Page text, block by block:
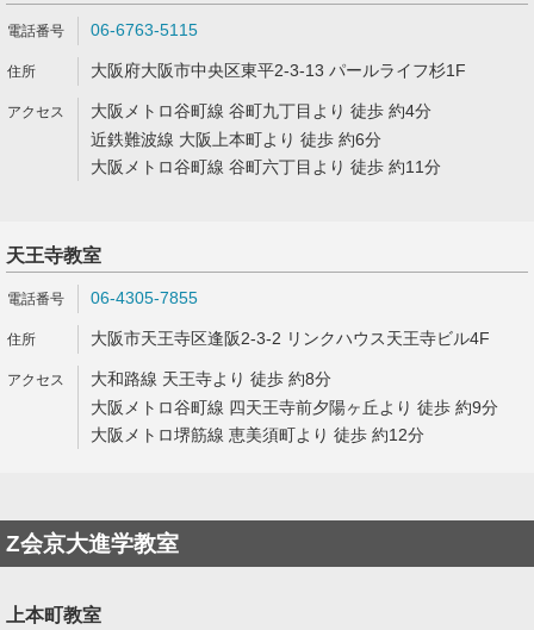
06-6763-5115
大阪府大阪市中央区東平2-3-13 パールライフ杉1F
大阪メトロ谷町線 谷町九丁目より 徒歩 約4分
近鉄難波線 大阪上本町より 徒歩 約6分
大阪メトロ谷町線 谷町六丁目より 徒歩 約11分
天王寺教室
06-4305-7855
大阪市天王寺区逢阪2-3-2 リンクハウス天王寺ビル4F
大和路線 天王寺より 徒歩 約8分
大阪メトロ谷町線 四天王寺前夕陽ヶ丘より 徒歩 約9分
大阪メトロ堺筋線 恵美須町より 徒歩 約12分
Z会京大進学教室
上本町教室